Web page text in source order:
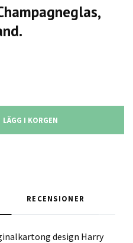
LÄGG I KORGEN
RECENSIONER
design Harry